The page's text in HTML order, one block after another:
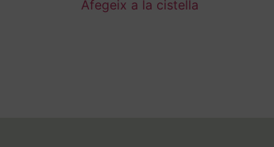
Afegeix a la cistella